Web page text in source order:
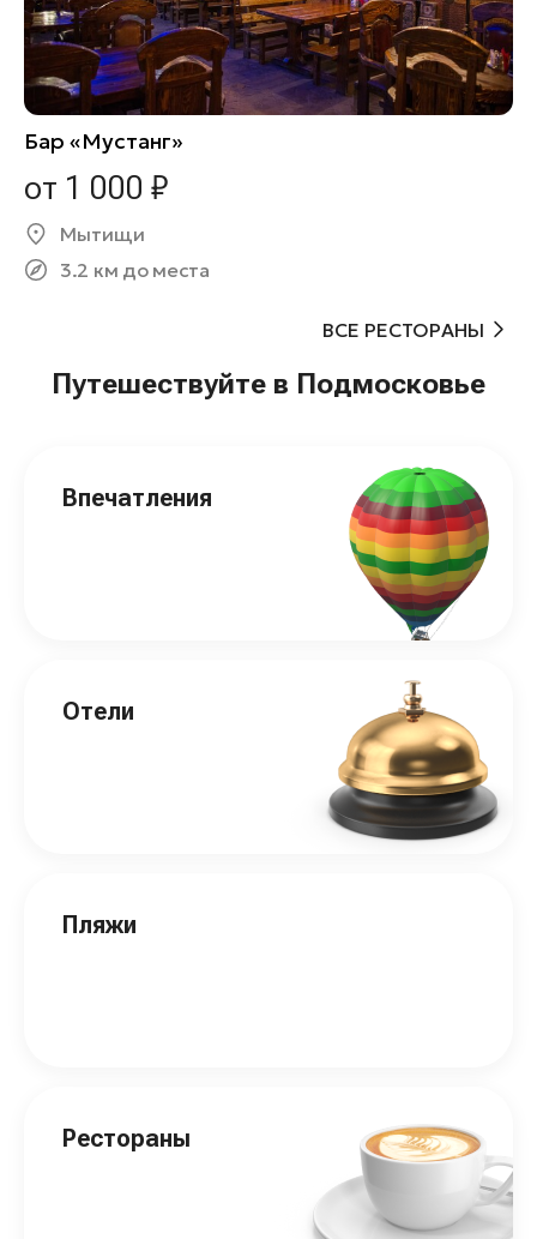
Бар «Мустанг»
от 1 000 ₽
Мытищи
3.2 км до места
ВСЕ РЕСТОРАНЫ
Путешествуйте в Подмосковье
Впечатления
Отели
Пляжи
Рестораны